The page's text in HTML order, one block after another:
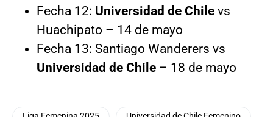
Fecha 12: Universidad de Chile vs
Huachipato – 14 de mayo
Fecha 13: Santiago Wanderers vs
Universidad de Chile – 18 de mayo